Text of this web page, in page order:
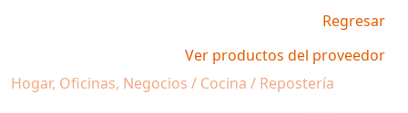
Regresar
Ver productos del proveedor
Hogar, Oficinas, Negocios / Cocina / Repostería